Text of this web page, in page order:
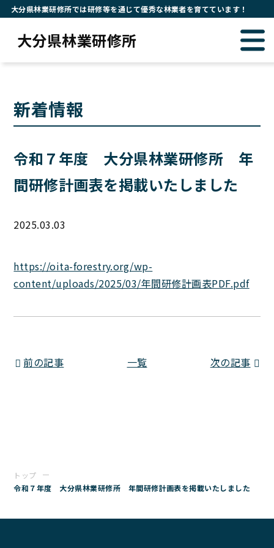
大分県林業研修所では研修等を通じて優秀な林業者を育てています！
大分県林業研修所
新着情報
令和７年度 大分県林業研修所 年
間研修計画表を掲載いたしました
2025.03.03
https://oita-forestry.org/wp-
content/uploads/2025/03/年間研修計画表PDF.pdf
前の記事 一覧 次の記事
トップ
令和７年度 大分県林業研修所 年間研修計画表を掲載いたしました